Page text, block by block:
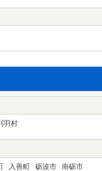
羽村
入善町 砺波市 南砺市